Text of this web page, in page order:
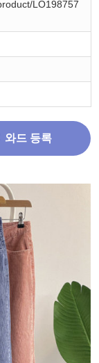
LO198757
와드 등록